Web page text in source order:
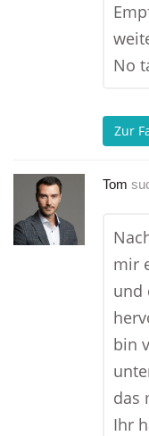
No
Zur
Tom
mir
und
bin
das
Ihr